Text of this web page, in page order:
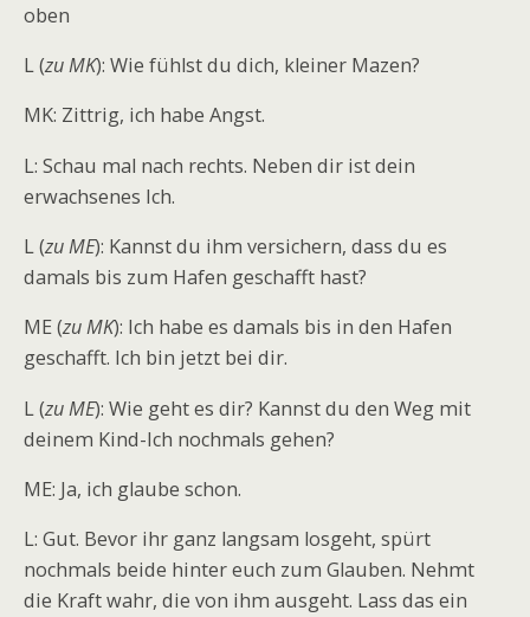
oben
L (zu MK): Wie fühlst du dich, kleiner Mazen?
MK: Zittrig, ich habe Angst.
L: Schau mal nach rechts. Neben dir ist dein
erwachsenes Ich.
L (zu ME): Kannst du ihm versichern, dass du es
damals bis zum Hafen geschafft hast?
ME (zu MK): Ich habe es damals bis in den Hafen
geschafft. Ich bin jetzt bei dir.
L (zu ME): Wie geht es dir? Kannst du den Weg mit
deinem Kind-Ich nochmals gehen?
ME: Ja, ich glaube schon.
L: Gut. Bevor ihr ganz langsam losgeht, spürt
nochmals beide hinter euch zum Glauben. Nehmt
die Kraft wahr, die von ihm ausgeht. Lass das ein